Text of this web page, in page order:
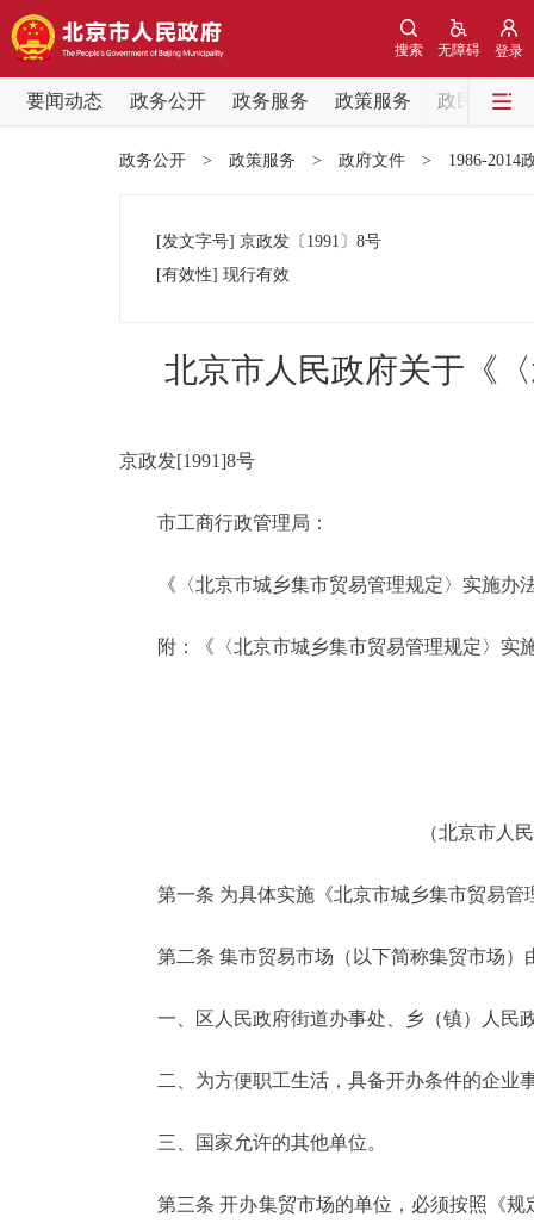
登录
无障碍
搜索
要闻动态 政务公开 政务服务 政策服务
政民互动
党中央精神
市领导
政策兑现
决策公开
政务服务
政务公开 > 政策服务 > 政府文件 > 1986-2014
[发文字号] 京政发 〔1991〕 8号
[有效性] 现行有效
北京市人民政府关于《
京政发[1991]8号
市工商行政管理局：
《〈北京市城乡集市贸易管理规定〉实施办
附：《〈北京市城乡集市贸易管理规定〉实
（北京市人
第一条 为具体实施《北京市城乡集市贸易管
第二条 集市贸易市场（以下简称集贸市场）
一、区人民政府街道办事处、乡（镇）人民
二、为方便职工生活，具备开办条件的企业
三、国家允许的其他单位。
第三条 开办集贸市场的单位，必须按照《规